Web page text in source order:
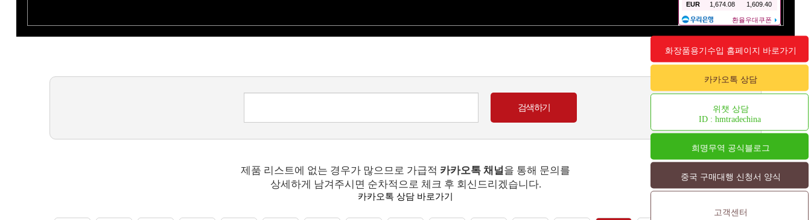
화장품용기수입 홈페이지 바로가기
카카오톡 상담
위챗 상담
ID : hmtradechina
희명무역 공식블로그
중국 구매대행 신청서 양식
고객센터
제품 리스트에 없는 경우가 많으므로 가급적 카카오톡 채널을 통해 문의를
상세하게 남겨주시면 순차적으로 체크 후 회신드리겠습니다.
카카오톡 상담 바로가기